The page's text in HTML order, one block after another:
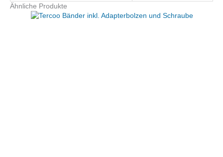
Ähnliche Produkte